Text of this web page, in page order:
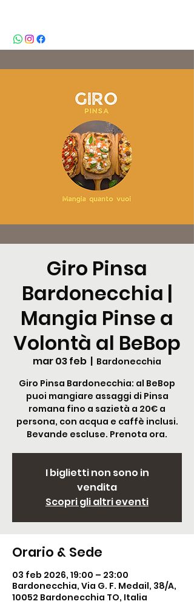
Giro Pinsa
Bardonecchia |
Mangia Pinse a
Volontà al BeBop
mar 03 feb
  |
Bardonecchia
Giro Pinsa Bardonecchia: al BeBop
puoi mangiare assaggi di Pinsa
romana fino a sazietà a 20€ a
persona, con acqua e caffè inclusi.
Bevande escluse. Prenota ora.
I biglietti non sono in
vendita
Scopri gli altri eventi
Orario & Sede
03 feb 2026, 19:00 – 23:00
Bardonecchia, Via G. F. Medail, 38/A,
10052 Bardonecchia TO, Italia